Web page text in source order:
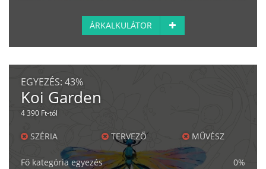
ÁRKALKULÁTOR
EGYEZÉS: 43%
Koi Garden
4 390 Ft-tól
SZÉRIA TERVEZŐ MŰVÉSZ
Fő kategória egyezés 0%